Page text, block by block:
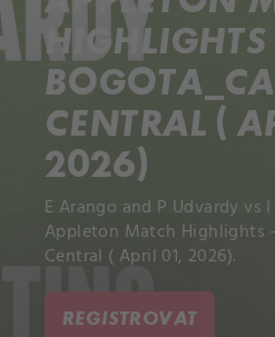
HIGHLIGHTS
CENTRAL (
2026)
E Arango and P Udvardy vs
Appleton Match Highlights -
Central ( April 01, 2026).
REGISTROVAT